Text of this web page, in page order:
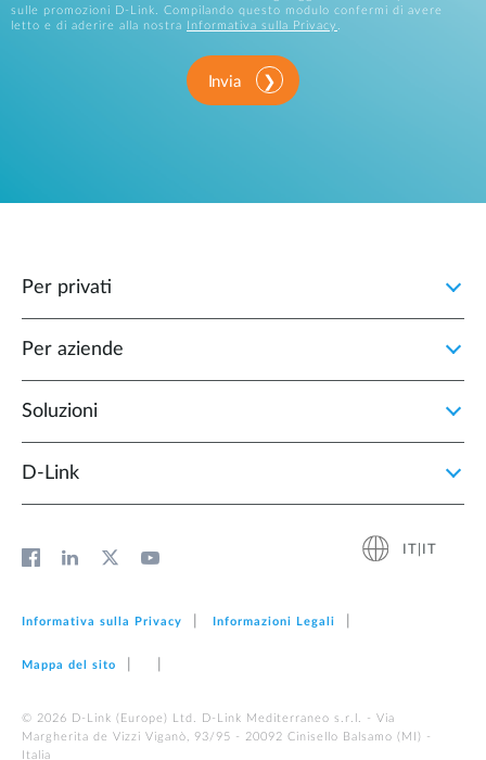
sulle promozioni D-Link. Compilando questo modulo confermi di avere
letto e di aderire alla nostra
Informativa sulla Privacy .
Invia
Per privati
Per aziende
Soluzioni
D‑Link
Informativa sulla Privacy Informazioni Legali
Mappa del sito
© 2026 D‑Link (Europe) Ltd. D-Link Mediterraneo s.r.l. - Via
Margherita de Vizzi Viganò, 93/95 - 20092 Cinisello Balsamo (MI) -
Italia